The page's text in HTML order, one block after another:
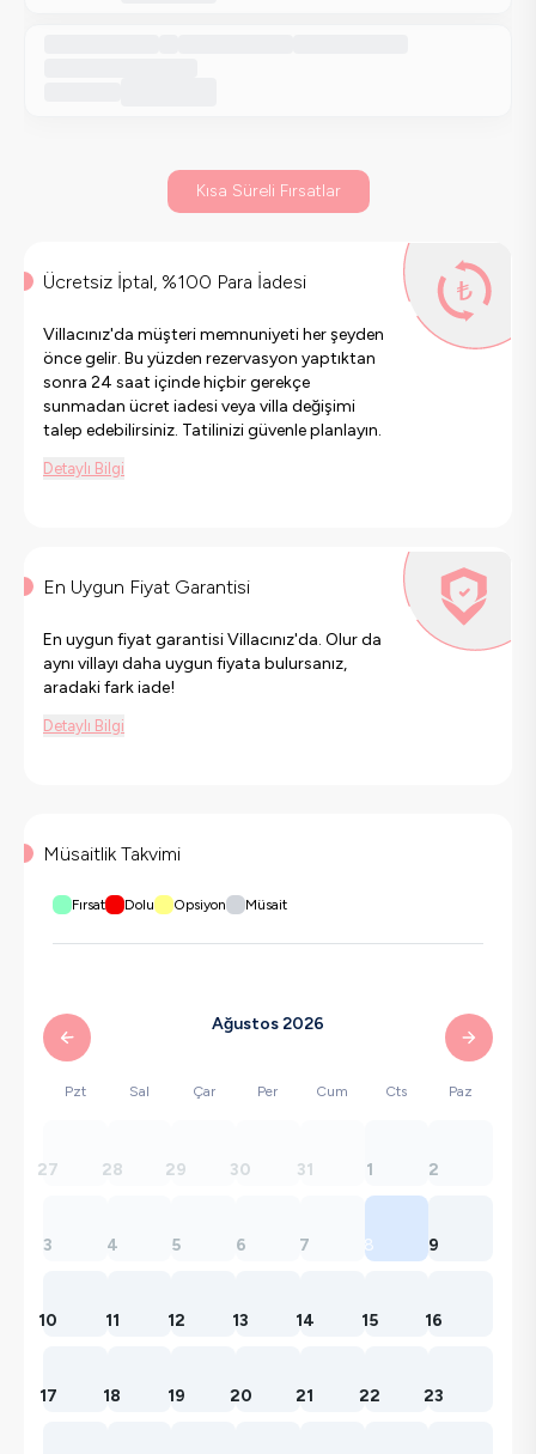
Kısa Süreli Fırsatlar
Ücretsiz İptal, %100 Para İadesi
Villacınız'da müşteri memnuniyeti her şeyden
önce gelir. Bu yüzden rezervasyon yaptıktan
sonra 24 saat içinde hiçbir gerekçe
sunmadan ücret iadesi veya villa değişimi
talep edebilirsiniz. Tatilinizi güvenle planlayın.
Detaylı Bilgi
En Uygun Fiyat Garantisi
En uygun fiyat garantisi Villacınız'da. Olur da
aynı villayı daha uygun fiyata bulursanız,
aradaki fark iade!
Detaylı Bilgi
Müsaitlik Takvimi
Fırsat Dolu Opsiyon Müsait
Ağustos 2026
Pzt Sal Çar Per Cum Cts Paz
27 28 29 30 31 1 2
3 4 5 6 7 8 9
10 11 12 13 14 15 16
17 18 19 20 21 22 23